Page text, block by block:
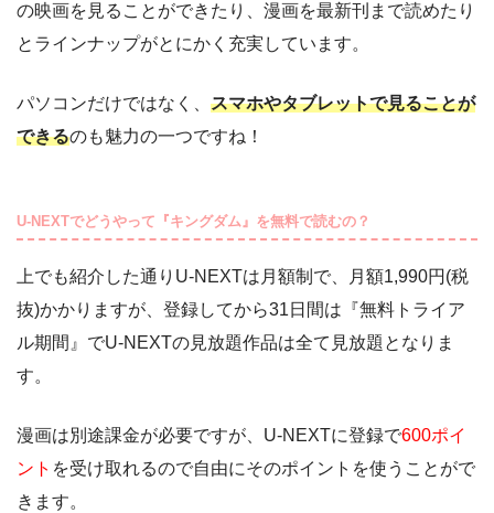
の映画を見ることができたり、漫画を最新刊まで読めたり
とラインナップがとにかく充実しています。
パソコンだけではなく、 スマホやタブレットで見ることが
できるのも魅力の一つですね！
U-NEXTでどうやって『キングダム』を無料で読むの？
上でも紹介した通りU-NEXTは月額制で、月額1,990円(税
抜)かかりますが、登録してから31日間は『無料トライア
ル期間』でU-NEXTの見放題作品は全て見放題となりま
す。
漫画は別途課金が必要ですが、U-NEXTに登録で600ポイ
ント を受け取れるので自由にそのポイントを使うことがで
きます。